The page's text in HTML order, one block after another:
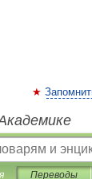
Переводы